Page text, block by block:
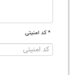
* کد امنیتی